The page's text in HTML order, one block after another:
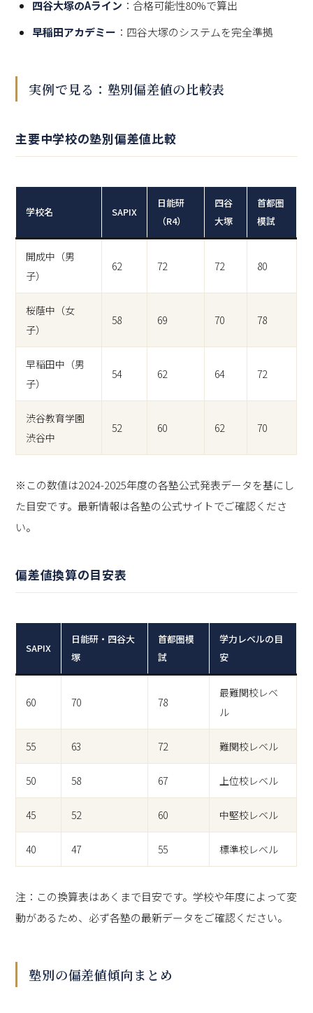
四谷大塚のAライン ：合格可能性80%で算出
早稲田アカデミー ：四谷大塚のシステムを完全準拠
実例で見る：塾別偏差値の比較表
主要中学校の塾別偏差値比較
学校名 SAPIX
日能研
（R4）
四谷
大塚
首都圏
模試
開成中（男
子）
62 72 72 80
桜蔭中（女
子）
58 69 70 78
早稲田中（男
子）
54 62 64 72
渋谷教育学園
渋谷中
52 60 62 70
※この数値は2024-2025年度の各塾公式発表データを基にし
た目安です。最新情報は各塾の公式サイトでご確認くださ
い。
偏差値換算の目安表
SAPIX
日能研・四谷大
塚
首都圏模
試
学力レベルの目
安
60 70 78
最難関校レベ
ル
55 63 72 難関校レベル
50 58 67 上位校レベル
45 52 60 中堅校レベル
40 47 55 標準校レベル
注：この換算表はあくまで目安です。学校や年度によって変
動があるため、必ず各塾の最新データをご確認ください。
塾別の偏差値傾向まとめ